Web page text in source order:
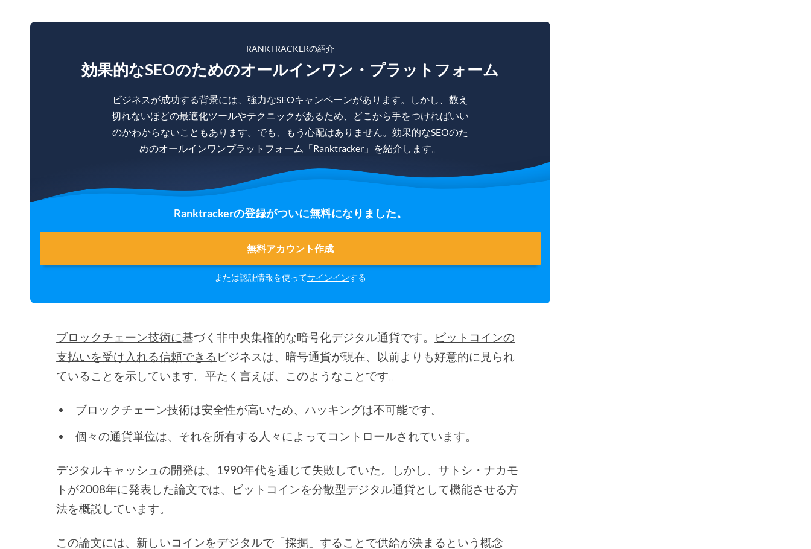
RANKTRACKERの紹介
効果的なSEOのためのオールインワン・プラットフォーム
ビジネスが成功する背景には、強力なSEOキャンペーンがあります。しかし、数え
切れないほどの最適化ツールやテクニックがあるため、どこから手をつければいい
のかわからないこともあります。でも、もう心配はありません。効果的なSEOのた
めのオールインワンプラットフォーム「Ranktracker」を紹介します。
Ranktrackerの登録がついに無料になりました。
無料アカウント作成
または認証情報を使ってサインインする
ブロックチェーン技術に基づく非中央集権的な暗号化デジタル通貨です。
ビットコインの
支払いを受け入れる信頼できる ビジネスは、暗号通貨が現在、以前よりも好意的に見られ
ていることを示しています。平たく言えば、このようなことです。
ブロックチェーン技術は安全性が高いため、ハッキングは不可能です。
個々の通貨単位は、それを所有する人々によってコントロールされています。
デジタルキャッシュの開発は、1990年代を通じて失敗していた。しかし、サトシ・ナカモ
トが2008年に発表した論文では、ビットコインを分散型デジタル通貨として機能させる方
法を概説しています。
この論文には、新しいコインをデジタルで「採掘」することで供給が決まるという概念